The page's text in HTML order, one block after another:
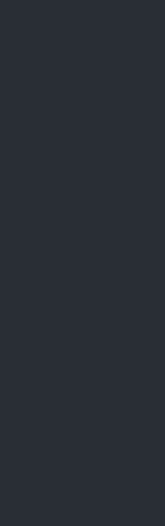
هم داره